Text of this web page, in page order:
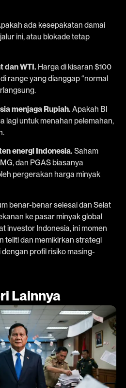
ada kesepakatan damai
ini, atau blokade tetap
dan WTI. Harga di kisaran $100
range yang dianggap “normal
menjaga Rupiah. Apakah BI
lagi untuk menahan pelemahan,
energi Indonesia. Saham
dan PGAS biasanya
pergerakan harga minyak
benar-benar selesai dan Selat
ke pasar minyak global
investor Indonesia, ini momen
teliti dan memikirkan strategi
profil risiko masing-
Lainnya